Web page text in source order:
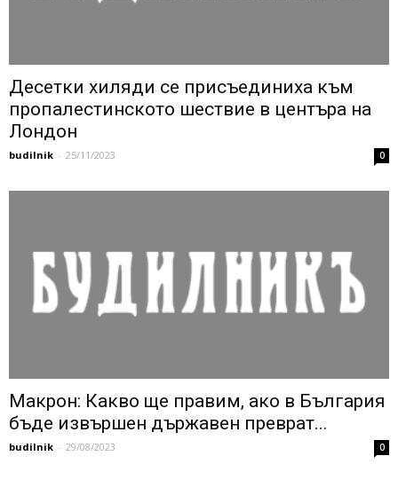
Десетки хиляди се присъединиха към
пропалестинското шествие в центъра на
Лондон
budilnik - 25/11/2023 0
Макрон: Какво ще правим, ако в България
бъде извършен държавен преврат...
budilnik - 29/08/2023 0